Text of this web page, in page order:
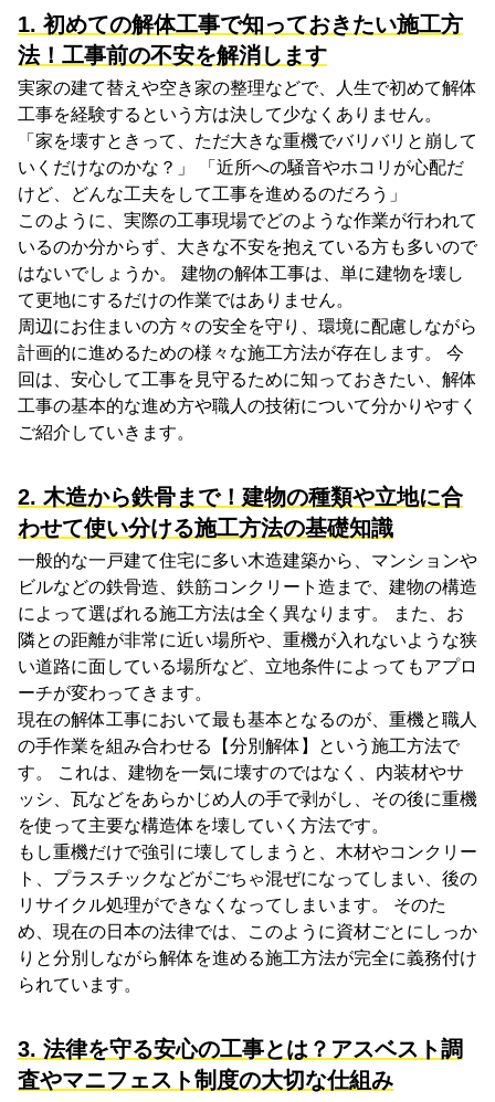
1. 初めての解体工事で知っておきたい施工方
法！工事前の不安を解消します
実家の建て替えや空き家の整理などで、人生で初めて解体
工事を経験するという方は決して少なくありません。
「家を壊すときって、ただ大きな重機でバリバリと崩して
いくだけなのかな？」 「近所への騒音やホコリが心配だ
けど、どんな工夫をして工事を進めるのだろう」
このように、実際の工事現場でどのような作業が行われて
いるのか分からず、大きな不安を抱えている方も多いので
はないでしょうか。 建物の解体工事は、単に建物を壊し
て更地にするだけの作業ではありません。
周辺にお住まいの方々の安全を守り、環境に配慮しながら
計画的に進めるための様々な施工方法が存在します。 今
回は、安心して工事を見守るために知っておきたい、解体
工事の基本的な進め方や職人の技術について分かりやすく
ご紹介していきます。
2. 木造から鉄骨まで！建物の種類や立地に合
わせて使い分ける施工方法の基礎知識
一般的な一戸建て住宅に多い木造建築から、マンションや
ビルなどの鉄骨造、鉄筋コンクリート造まで、建物の構造
によって選ばれる施工方法は全く異なります。 また、お
隣との距離が非常に近い場所や、重機が入れないような狭
い道路に面している場所など、立地条件によってもアプロ
ーチが変わってきます。
現在の解体工事において最も基本となるのが、重機と職人
の手作業を組み合わせる【分別解体】という施工方法で
す。 これは、建物を一気に壊すのではなく、内装材やサ
ッシ、瓦などをあらかじめ人の手で剥がし、その後に重機
を使って主要な構造体を壊していく方法です。
もし重機だけで強引に壊してしまうと、木材やコンクリー
ト、プラスチックなどがごちゃ混ぜになってしまい、後の
リサイクル処理ができなくなってしまいます。 そのた
め、現在の日本の法律では、このように資材ごとにしっか
りと分別しながら解体を進める施工方法が完全に義務付け
られています。
3. 法律を守る安心の工事とは？アスベスト調
査やマニフェスト制度の大切な仕組み